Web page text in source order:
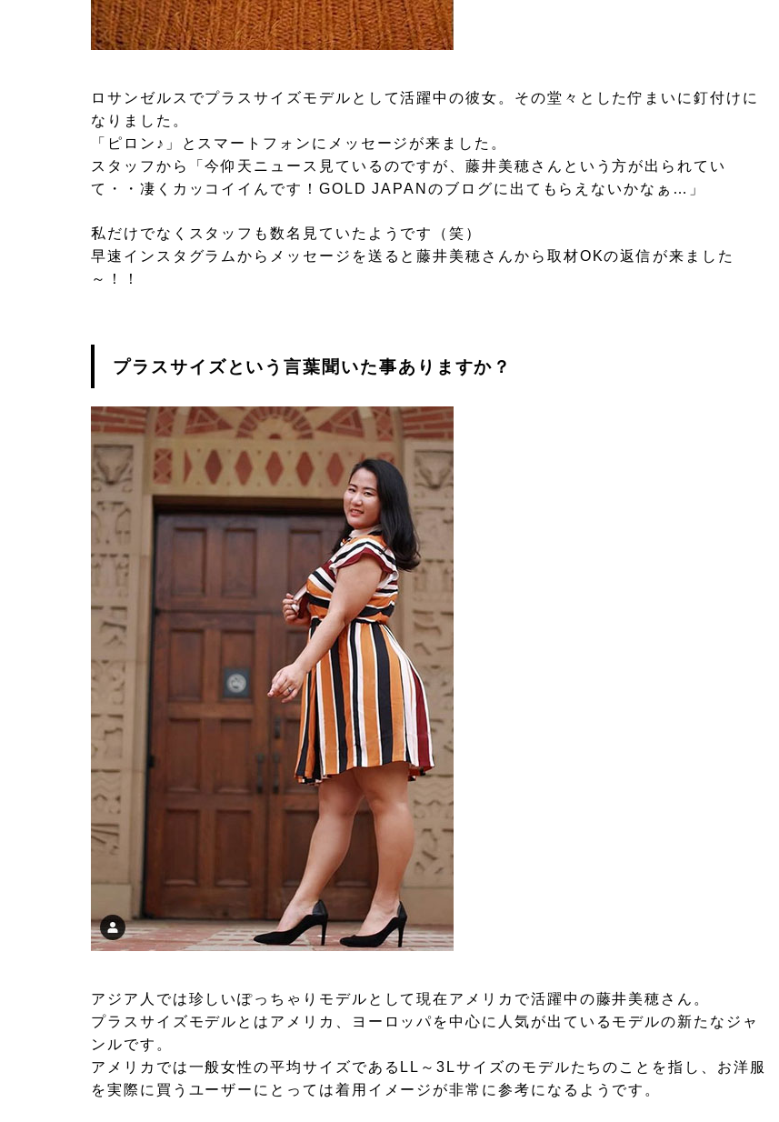
ロサンゼルスでプラスサイズモデルとして活躍中の彼女。その堂々とした佇まいに釘付けに
なりました。
「ピロン♪」とスマートフォンにメッセージが来ました。
スタッフから「今仰天ニュース見ているのですが、藤井美穂さんという方が出られてい
て・・凄くカッコイイんです！GOLD JAPANのブログに出てもらえないかなぁ…」
私だけでなくスタッフも数名見ていたようです（笑）
早速インスタグラムからメッセージを送ると藤井美穂さんから取材OKの返信が来ました
～！！
プラスサイズという言葉聞いた事ありますか？
アジア人では珍しいぽっちゃりモデルとして現在アメリカで活躍中の藤井美穂さん。
プラスサイズモデルとはアメリカ、ヨーロッパを中心に人気が出ているモデルの新たなジャ
ンルです。
アメリカでは一般女性の平均サイズであるLL～3Lサイズのモデルたちのことを指し、お洋服
を実際に買うユーザーにとっては着用イメージが非常に参考になるようです。